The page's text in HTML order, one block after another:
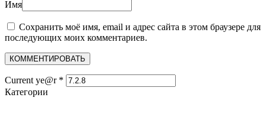
Имя
Сохранить моё имя, email и адрес сайта в этом браузере для
последующих моих комментариев.
Current ye@r *
Категории